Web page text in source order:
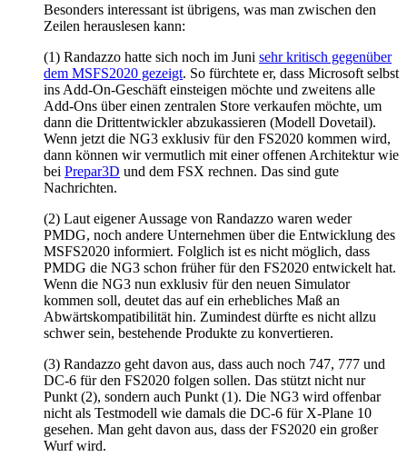
Besonders interessant ist übrigens, was man zwischen den
Zeilen herauslesen kann:
(1) Randazzo hatte sich noch im Juni sehr kritisch gegenüber
dem MSFS2020 gezeigt. So fürchtete er, dass Microsoft selbst
ins Add-On-Geschäft einsteigen möchte und zweitens alle
Add-Ons über einen zentralen Store verkaufen möchte, um
dann die Drittentwickler abzukassieren (Modell Dovetail).
Wenn jetzt die NG3 exklusiv für den FS2020 kommen wird,
dann können wir vermutlich mit einer offenen Architektur wie
bei Prepar3D und dem FSX rechnen. Das sind gute
Nachrichten.
(2) Laut eigener Aussage von Randazzo waren weder
PMDG, noch andere Unternehmen über die Entwicklung des
MSFS2020 informiert. Folglich ist es nicht möglich, dass
PMDG die NG3 schon früher für den FS2020 entwickelt hat.
Wenn die NG3 nun exklusiv für den neuen Simulator
kommen soll, deutet das auf ein erhebliches Maß an
Abwärtskompatibilität hin. Zumindest dürfte es nicht allzu
schwer sein, bestehende Produkte zu konvertieren.
(3) Randazzo geht davon aus, dass auch noch 747, 777 und
DC-6 für den FS2020 folgen sollen. Das stützt nicht nur
Punkt (2), sondern auch Punkt (1). Die NG3 wird offenbar
nicht als Testmodell wie damals die DC-6 für X-Plane 10
gesehen. Man geht davon aus, dass der FS2020 ein großer
Wurf wird.